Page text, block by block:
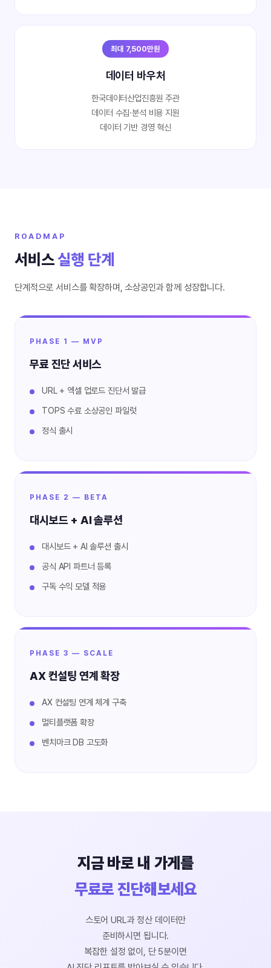
최대 7,500만원
데이터 바우처
한국데이터산업진흥원 주관
데이터 수집·분석 비용 지원
데이터 기반 경영 혁신
ROADMAP
서비스실행 단계
단계적으로 서비스를 확장하며, 소상공인과 함께 성장합니다.
PHASE 1 — MVP
무료 진단 서비스
URL + 엑셀 업로드 진단서 발급
TOPS 수료 소상공인 파일럿
정식 출시
PHASE 2 — BETA
대시보드 + AI 솔루션
대시보드 + AI 솔루션 출시
공식 API 파트너 등록
구독 수익 모델 적용
PHASE 3 — SCALE
AX 컨설팅 연계 확장
AX 컨설팅 연계 체계 구축
멀티플랫폼 확장
벤치마크 DB 고도화
지금 바로 내 가게를
무료로 진단해보세요
스토어 URL과 정산 데이터만
준비하시면 됩니다.
복잡한 설정 없이, 단 5분이면